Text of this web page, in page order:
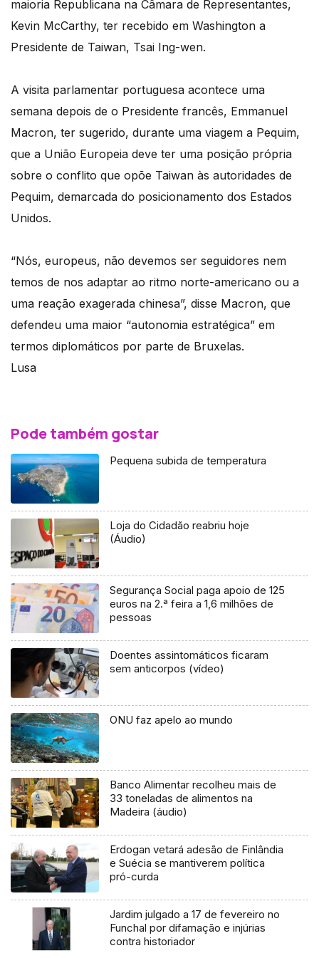
maioria Republicana na Câmara de Representantes,
Kevin McCarthy, ter recebido em Washington a
Presidente de Taiwan, Tsai Ing-wen.
A visita parlamentar portuguesa acontece uma
semana depois de o Presidente francês, Emmanuel
Macron, ter sugerido, durante uma viagem a Pequim,
que a União Europeia deve ter uma posição própria
sobre o conflito que opõe Taiwan às autoridades de
Pequim, demarcada do posicionamento dos Estados
Unidos.
“Nós, europeus, não devemos ser seguidores nem
temos de nos adaptar ao ritmo norte-americano ou a
uma reação exagerada chinesa”, disse Macron, que
defendeu uma maior “autonomia estratégica” em
termos diplomáticos por parte de Bruxelas.
Lusa
Pode também gostar
Pequena subida de temperatura
Loja do Cidadão reabriu hoje
(Áudio)
Segurança Social paga apoio de 125
euros na 2.ª feira a 1,6 milhões de
pessoas
Doentes assintomáticos ficaram
sem anticorpos (vídeo)
ONU faz apelo ao mundo
Banco Alimentar recolheu mais de
33 toneladas de alimentos na
Madeira (áudio)
Erdogan vetará adesão de Finlândia
e Suécia se mantiverem política
pró-curda
Jardim julgado a 17 de fevereiro no
Funchal por difamação e injúrias
contra historiador